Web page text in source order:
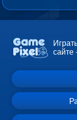
сайте